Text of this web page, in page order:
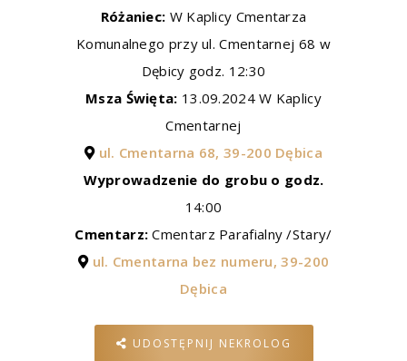
Różaniec: W Kaplicy Cmentarza
Komunalnego przy ul. Cmentarnej 68 w
Dębicy godz. 12:30
Msza Święta: 13.09.2024 W Kaplicy
Cmentarnej
ul. Cmentarna 68, 39-200 Dębica
Wyprowadzenie do grobu o godz.
14:00
Cmentarz: Cmentarz Parafialny /Stary/
ul. Cmentarna bez numeru, 39-200
Dębica
UDOSTĘPNIJ NEKROLOG